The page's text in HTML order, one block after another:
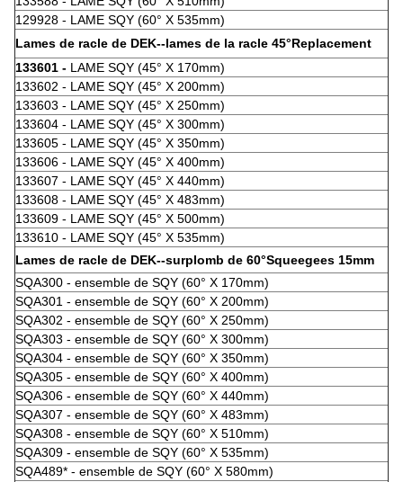
129928 - LAME SQY (60° X 535mm)
Lames de racle de DEK--lames de la racle 45°Replacement
133601 - LAME SQY (45° X 170mm)
133602 - LAME SQY (45° X 200mm)
133603 - LAME SQY (45° X 250mm)
133604 - LAME SQY (45° X 300mm)
133605 - LAME SQY (45° X 350mm)
133606 - LAME SQY (45° X 400mm)
133607 - LAME SQY (45° X 440mm)
133608 - LAME SQY (45° X 483mm)
133609 - LAME SQY (45° X 500mm)
133610 - LAME SQY (45° X 535mm)
Lames de racle de DEK--surplomb de 60°Squeegees 15mm
SQA300 - ensemble de SQY (60° X 170mm)
SQA301 - ensemble de SQY (60° X 200mm)
SQA302 - ensemble de SQY (60° X 250mm)
SQA303 - ensemble de SQY (60° X 300mm)
SQA304 - ensemble de SQY (60° X 350mm)
SQA305 - ensemble de SQY (60° X 400mm)
SQA306 - ensemble de SQY (60° X 440mm)
SQA307 - ensemble de SQY (60° X 483mm)
SQA308 - ensemble de SQY (60° X 510mm)
SQA309 - ensemble de SQY (60° X 535mm)
SQA489* - ensemble de SQY (60° X 580mm)